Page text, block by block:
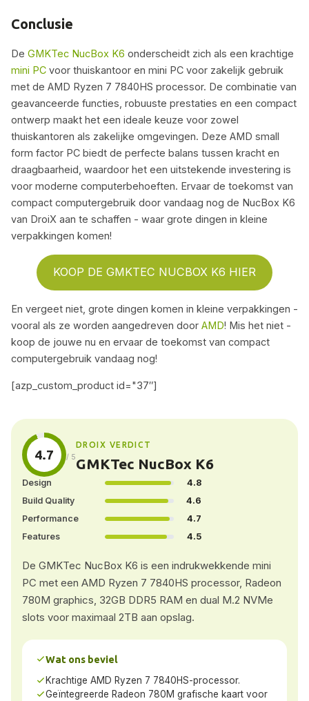
Conclusie
De GMKTec NucBox K6 onderscheidt zich als een krachtige
mini PC voor thuiskantoor en mini PC voor zakelijk gebruik
met de AMD Ryzen 7 7840HS processor. De combinatie van
geavanceerde functies, robuuste prestaties en een compact
ontwerp maakt het een ideale keuze voor zowel
thuiskantoren als zakelijke omgevingen. Deze AMD small
form factor PC biedt de perfecte balans tussen kracht en
draagbaarheid, waardoor het een uitstekende investering is
voor moderne computerbehoeften. Ervaar de toekomst van
compact computergebruik door vandaag nog de NucBox K6
van DroiX aan te schaffen - waar grote dingen in kleine
verpakkingen komen!
KOOP DE GMKTEC NUCBOX K6 HIER
En vergeet niet, grote dingen komen in kleine verpakkingen -
vooral als ze worden aangedreven door AMD! Mis het niet -
koop de jouwe nu en ervaar de toekomst van compact
computergebruik vandaag nog!
[azp_custom_product id="37″]
4.7 / 5
DROIX VERDICT
GMKTec NucBox K6
Design
4.8
Build Quality
4.6
Performance
4.7
Features
4.5
De GMKTec NucBox K6 is een indrukwekkende mini
PC met een AMD Ryzen 7 7840HS processor, Radeon
780M graphics, 32GB DDR5 RAM en dual M.2 NVMe
slots voor maximaal 2TB aan opslag.
Wat ons beviel
Krachtige AMD Ryzen 7 7840HS-processor.
Geïntegreerde Radeon 780M grafische kaart voor